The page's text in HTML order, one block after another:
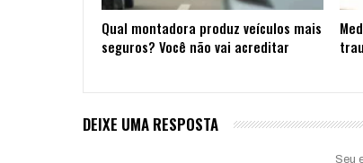
Qual montadora produz veículos mais
seguros? Você não vai acreditar
DEIXE UMA RESPOSTA
Seu